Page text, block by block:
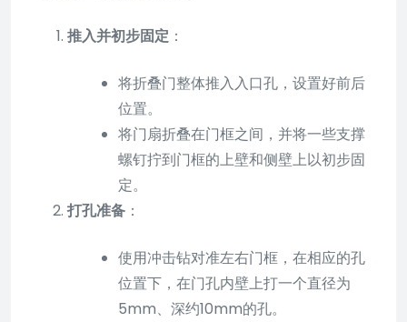
推入并初步固定 ：
将折叠门整体推入入口孔，设置好前后
位置。
将门扇折叠在门框之间，并将一些支撑
螺钉拧到门框的上壁和侧壁上以初步固
定。
打孔准备 ：
使用冲击钻对准左右门框，在相应的孔
位置下，在门孔内壁上打一个直径为
5mm、深约10mm的孔。